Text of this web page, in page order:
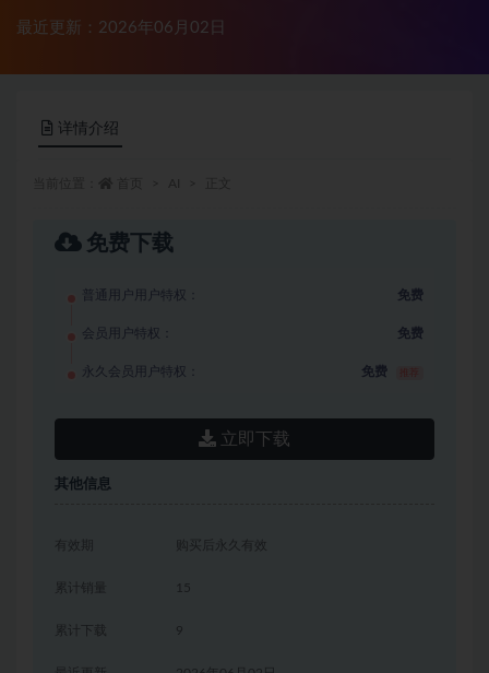
最近更新：2026年06月02日
详情介绍
免费下载
普通用户用户特权： 免费
会员用户特权： 免费
永久会员用户特权： 免费
立即下载
其他信息
有效期 购买后永久有效
累计销量 15
累计下载 9